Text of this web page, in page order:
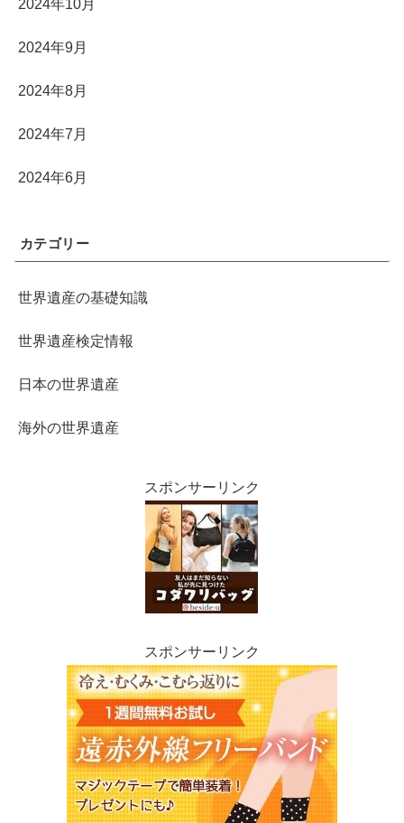
2024年10月
2024年9月
2024年8月
2024年7月
2024年6月
カテゴリー
世界遺産の基礎知識
世界遺産検定情報
日本の世界遺産
海外の世界遺産
スポンサーリンク
スポンサーリンク